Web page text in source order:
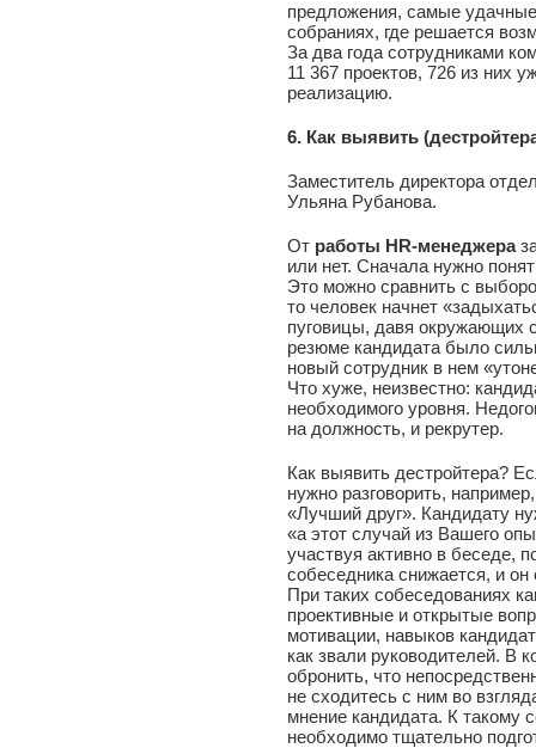
предложения, самые
собраниях, где решается
За два года сотрудниками
11 367 проектов, 726 из них
реализацию.
6. Как выявить
Заместитель директора
Ульяна Рубанова.
От работы HR-менеджера
или нет. Сначала нужно
Это можно сравнить с
то человек начнет
пуговицы, давя окружающих
резюме кандидата было
новый сотрудник в нем
Что хуже, неизвестно:
необходимого уровня.
на должность, и рекрутер.
Как выявить дестройтера?
нужно разговорить,
«Лучший друг». Кандидату
«а этот случай из Вашего
участвуя активно в беседе,
собеседника снижается, и
При таких собеседованиях
проективные и открытые
мотивации, навыков
как звали руководителей. В
обронить, что
не сходитесь с ним во
мнение кандидата. К такому
необходимо тщательно